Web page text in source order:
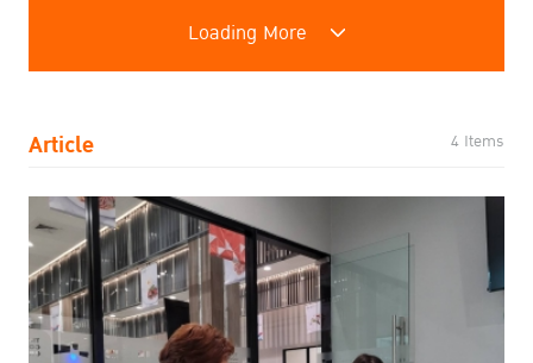
Loading More
Article 4 Items